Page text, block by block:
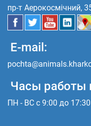
пр-т Аерокосмічний,
E-mail:
Часы работы
ПН - ВС с 9:00 до 17:30